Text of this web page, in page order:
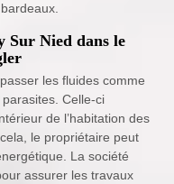
Sur Nied dans le
les fluides comme
parasites. Celle-ci
de l’habitation des
le propriétaire peut
La société
assurer les travaux